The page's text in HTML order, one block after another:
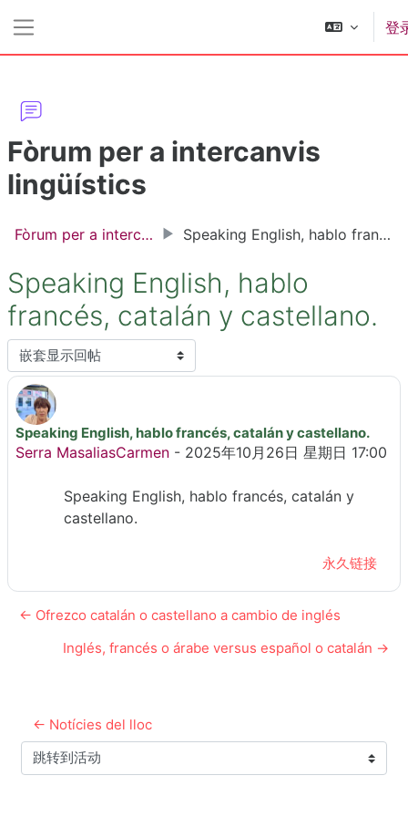
登
Fòrum per a intercanvis
lingüístics
Fòrum per a intercanvis lingüístics Speaking English, hablo francés, catalán y castellano.
Speaking English, hablo
francés, catalán y castellano.
显示模式
Speaking English, hablo francés, catalán y castellano.
Serra MasaliasCarmen - 2025年10月26日 星期日 17:00
回帖数：0
Speaking English, hablo francés, catalán y
castellano.
永久链接
← Ofrezco catalán o castellano a cambio de inglés
Inglés, francés o árabe versus español o catalán →
← Notícies del lloc
跳转到活动